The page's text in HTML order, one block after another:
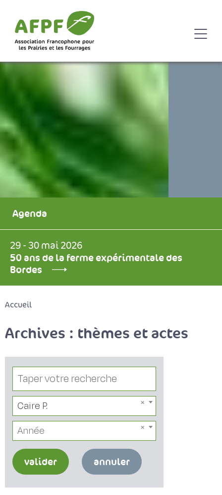
Agenda
29 - 30 mai 2026
50 ans de la ferme expérimentale des
Bordes
Accueil
Archives : thèmes et actes
Caire P.
Année
valider annuler